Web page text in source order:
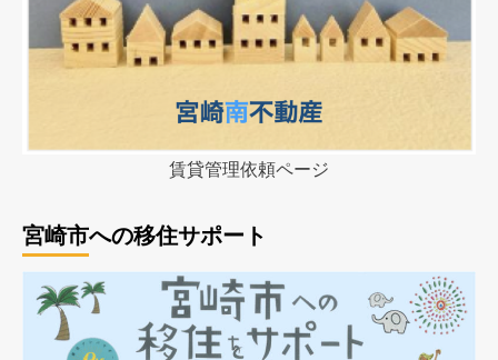
賃貸管理依頼ページ
宮崎市への移住サポート